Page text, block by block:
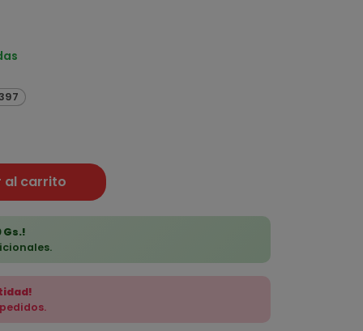
al carrito
Gs.!